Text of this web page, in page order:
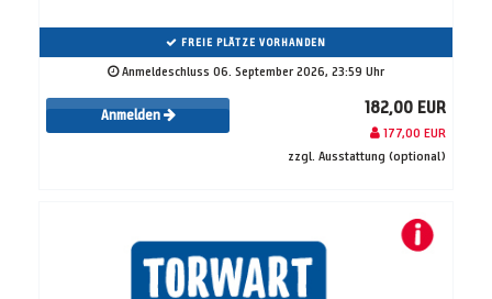
FREIE PLÄTZE VORHANDEN
Anmeldeschluss 06. September 2026, 23:59 Uhr
Anmelden 182,00 EUR
177,00 EUR
zzgl. Ausstattung (optional)